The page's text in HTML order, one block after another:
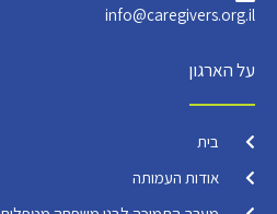
info@caregivers.org.il
על הארגון
בית
אודות העמותה